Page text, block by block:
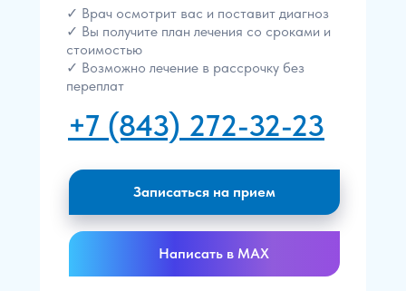
✓ Врач осмотрит вас и поставит диагноз
✓ Вы получите план лечения со сроками и
стоимостью
✓ Возможно лечение в рассрочку без
переплат
+7 (843) 272-32-23
Записаться на прием
Написать в MAX